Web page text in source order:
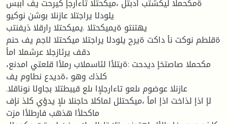
ةمكحملا ليكشتب أدبتل ،ميكحتلا تاءارجإ كيرحت يف اببس
يلودلا يراجتلا عازنلا بوشن نوكيو
يهتنتو ةيميكحتلا .يميكحتلا رارقلا ذيفنتب
ةقلطم نوكت نأ داكت ةيرح يلودلا يراجتلا ميكحتلا لاجم يف حنم
دقف يرئازجلا عرشملا امأ
،مكحملا صاصتخإ ديدحت :ةيتلأا لئاسملاب رملأا قلعتي امدنع
كلذك وهو ،ةديدع نطاوم يف
.عازنلا عوضوم ىلعو تاءارجلإا ىلع قيبطتلا بجاولا نوناقلا
لإ اذإ لذاخت اذإ امأ ،ميكحتلل لماكلا حاجنلا ىلإ يدؤي كلذ نإف
ماكحلأا هذهب فارطلأا مزت